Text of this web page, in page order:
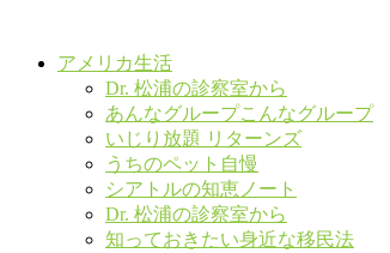
アメリカ生活
Dr. 松浦の診察室から
あんなグループこんなグループ
いじり放題 リターンズ
うちのペット自慢
シアトルの知恵ノート
Dr. 松浦の診察室から
知っておきたい身近な移民法